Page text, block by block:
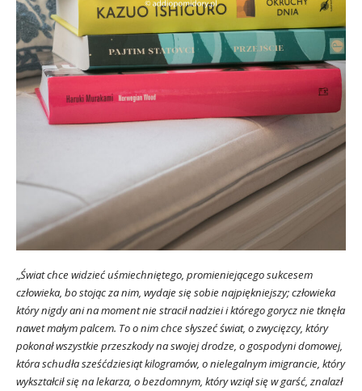
„Świat chce widzieć uśmiechniętego, promieniejącego sukcesem
człowieka, bo stojąc za nim, wydaje się sobie najpiękniejszy; człowieka
który nigdy ani na moment nie stracił nadziei i którego gorycz nie tknęła
nawet małym palcem. To o nim chce słyszeć świat, o zwycięzcy, który
pokonał wszystkie przeszkody na swojej drodze, o gospodyni domowej,
która schudła sześćdziesiąt kilogramów, o nielegalnym imigrancie, który
wykształcił się na lekarza, o bezdomnym, który wziął się w garść, znalazł